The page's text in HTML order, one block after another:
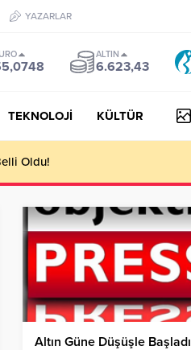
YAZARLAR
ALTIN
6.623,43
TEKNOLOJİ KÜLTÜR
Yemek Ulaştırıyor!
Altın Güne Düşüşle